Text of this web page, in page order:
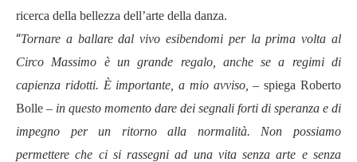
ricerca della bellezza dell’arte della danza.
“Tornare a ballare dal vivo esibendomi per la prima volta al
Circo Massimo è un grande regalo, anche se a regimi di
capienza ridotti. È importante, a mio avviso, –spiega Roberto
Bolle – in questo momento dare dei segnali forti di speranza e di
impegno per un ritorno alla normalità. Non possiamo
permettere che ci si rassegni ad una vita senza arte e senza